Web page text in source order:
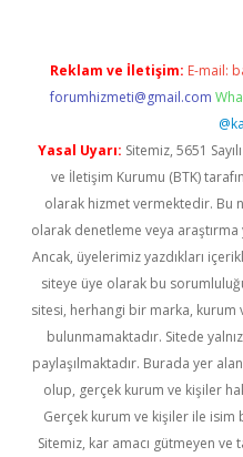
Reklam ve İletişim: E-mail:
forumhizmeti@gmail.com
Yasal Uyarı: Sitemiz, 5651
ve İletişim Kurumu (BTK)
olarak hizmet vermektedir. Bu
olarak denetleme veya
Ancak, üyelerimiz yazdıkları
siteye üye olarak bu
sitesi, herhangi bir marka, kurum
bulunmamaktadır. Sitede
paylaşılmaktadır. Burada yer
olup, gerçek kurum ve kişiler
Gerçek kurum ve kişiler ile
Sitemiz, kar amacı gütmeyen